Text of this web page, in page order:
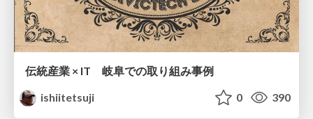
伝統産業 × IT 岐阜での取り組み事例
ishiitetsuji
0 390